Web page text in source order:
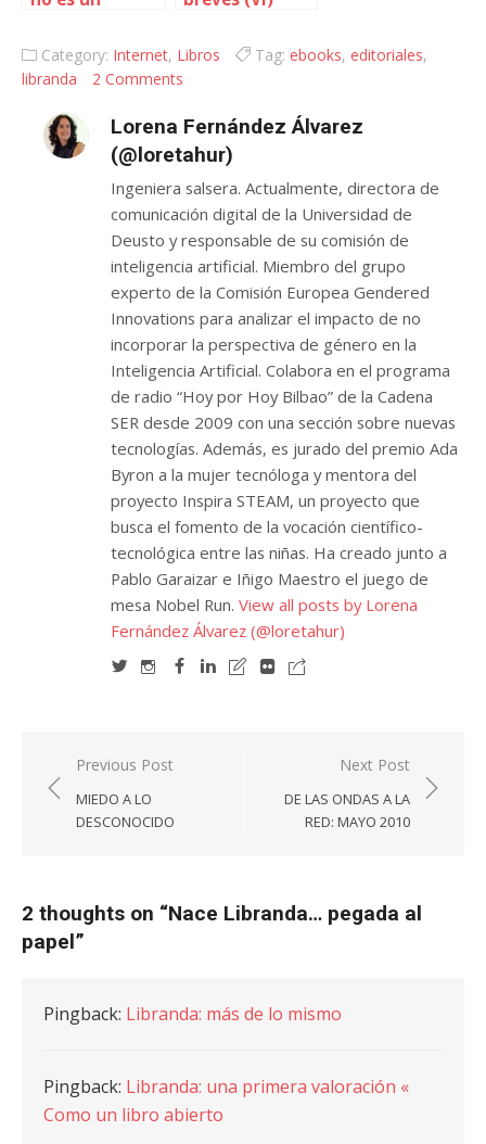
water my
friend
Category: Internet, Libros Tag: ebooks, editoriales,
libranda
2 Comments
Lorena Fernández Álvarez
(@loretahur)
Ingeniera salsera. Actualmente, directora de
comunicación digital de la Universidad de
Deusto y responsable de su comisión de
inteligencia artificial. Miembro del grupo
experto de la Comisión Europea Gendered
Innovations para analizar el impacto de no
incorporar la perspectiva de género en la
Inteligencia Artificial. Colabora en el programa
de radio “Hoy por Hoy Bilbao” de la Cadena
SER desde 2009 con una sección sobre nuevas
tecnologías. Además, es jurado del premio Ada
Byron a la mujer tecnóloga y mentora del
proyecto Inspira STEAM, un proyecto que
busca el fomento de la vocación científico-
tecnológica entre las niñas. Ha creado junto a
Pablo Garaizar e Iñigo Maestro el juego de
mesa Nobel Run. View all posts by Lorena
Fernández Álvarez (@loretahur)
Navegación
de
entradas
Previous Post
MIEDO A LO
DESCONOCIDO
Next Post
DE LAS ONDAS A LA
RED: MAYO 2010
2 thoughts on “Nace Libranda… pegada al
papel”
Pingback: Libranda: más de lo mismo
Pingback: Libranda: una primera valoración «
Como un libro abierto